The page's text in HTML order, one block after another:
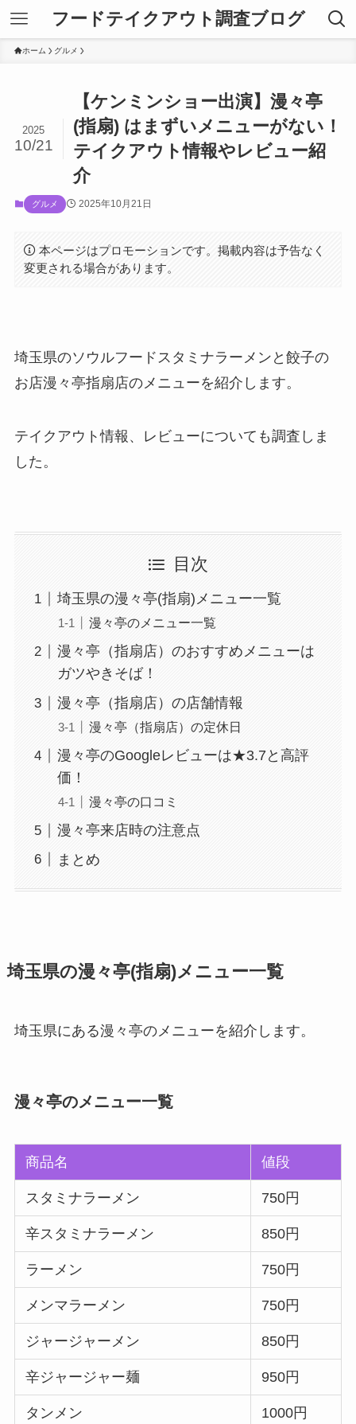
フードテイクアウト調査ブログ
ホーム グルメ
【ケンミンショー出演】漫々亭
(指扇) はまずいメニューがない！
テイクアウト情報やレビュー紹
介
2025
10/21
グルメ 2025年10月21日
本ページはプロモーションです。掲載内容は予告なく
変更される場合があります。
埼玉県のソウルフードスタミナラーメンと餃子の
お店漫々亭指扇店のメニューを紹介します。
テイクアウト情報、レビューについても調査しま
した。
目次
埼玉県の漫々亭(指扇)メニュー一覧
漫々亭のメニュー一覧
漫々亭（指扇店）のおすすめメニューは
ガツやきそば！
漫々亭（指扇店）の店舗情報
漫々亭（指扇店）の定休日
漫々亭のGoogleレビューは★3.7と高評
価！
漫々亭の口コミ
漫々亭来店時の注意点
まとめ
埼玉県の漫々亭(指扇)メニュー一覧
埼玉県にある漫々亭のメニューを紹介します。
漫々亭のメニュー一覧
商品名 値段
スタミナラーメン 750円
辛スタミナラーメン 850円
ラーメン 750円
メンマラーメン 750円
ジャージャーメン 850円
辛ジャージャー麺 950円
タンメン 1000円